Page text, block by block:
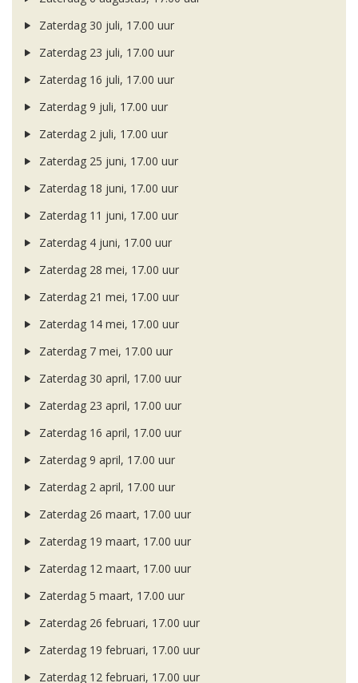
Zaterdag 30 juli, 17.00 uur
Zaterdag 23 juli, 17.00 uur
Zaterdag 16 juli, 17.00 uur
Zaterdag 9 juli, 17.00 uur
Zaterdag 2 juli, 17.00 uur
Zaterdag 25 juni, 17.00 uur
Zaterdag 18 juni, 17.00 uur
Zaterdag 11 juni, 17.00 uur
Zaterdag 4 juni, 17.00 uur
Zaterdag 28 mei, 17.00 uur
Zaterdag 21 mei, 17.00 uur
Zaterdag 14 mei, 17.00 uur
Zaterdag 7 mei, 17.00 uur
Zaterdag 30 april, 17.00 uur
Zaterdag 23 april, 17.00 uur
Zaterdag 16 april, 17.00 uur
Zaterdag 9 april, 17.00 uur
Zaterdag 2 april, 17.00 uur
Zaterdag 26 maart, 17.00 uur
Zaterdag 19 maart, 17.00 uur
Zaterdag 12 maart, 17.00 uur
Zaterdag 5 maart, 17.00 uur
Zaterdag 26 februari, 17.00 uur
Zaterdag 19 februari, 17.00 uur
Zaterdag 12 februari, 17.00 uur